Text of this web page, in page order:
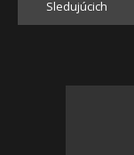
Sledujúcich